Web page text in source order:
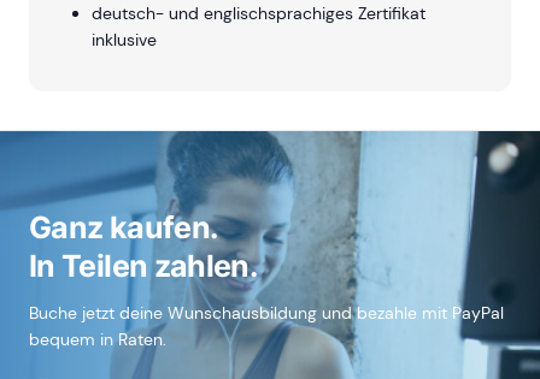
deutsch- und englischsprachiges Zertifikat
inklusive
Ganz kaufen.
In Teilen zahlen.
Buche jetzt deine Wunschausbildung und bezahle mit PayPal
bequem in Raten.